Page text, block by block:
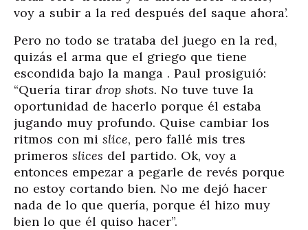
voy a subir a la red después del saque ahora’.
Pero no todo se trataba del juego en la red,
quizás el arma que el griego que tiene
escondida bajo la manga . Paul prosiguió:
“Quería tirar drop shots. No tuve tuve la
oportunidad de hacerlo porque él estaba
jugando muy profundo. Quise cambiar los
ritmos con mi slice, pero fallé mis tres
primeros slices del partido. Ok, voy a
entonces empezar a pegarle de revés porque
no estoy cortando bien. No me dejó hacer
nada de lo que quería, porque él hizo muy
bien lo que él quiso hacer”.